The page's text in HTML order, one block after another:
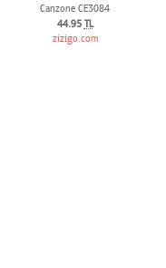
Canzone CE3084
44.95 TL
zizigo.com